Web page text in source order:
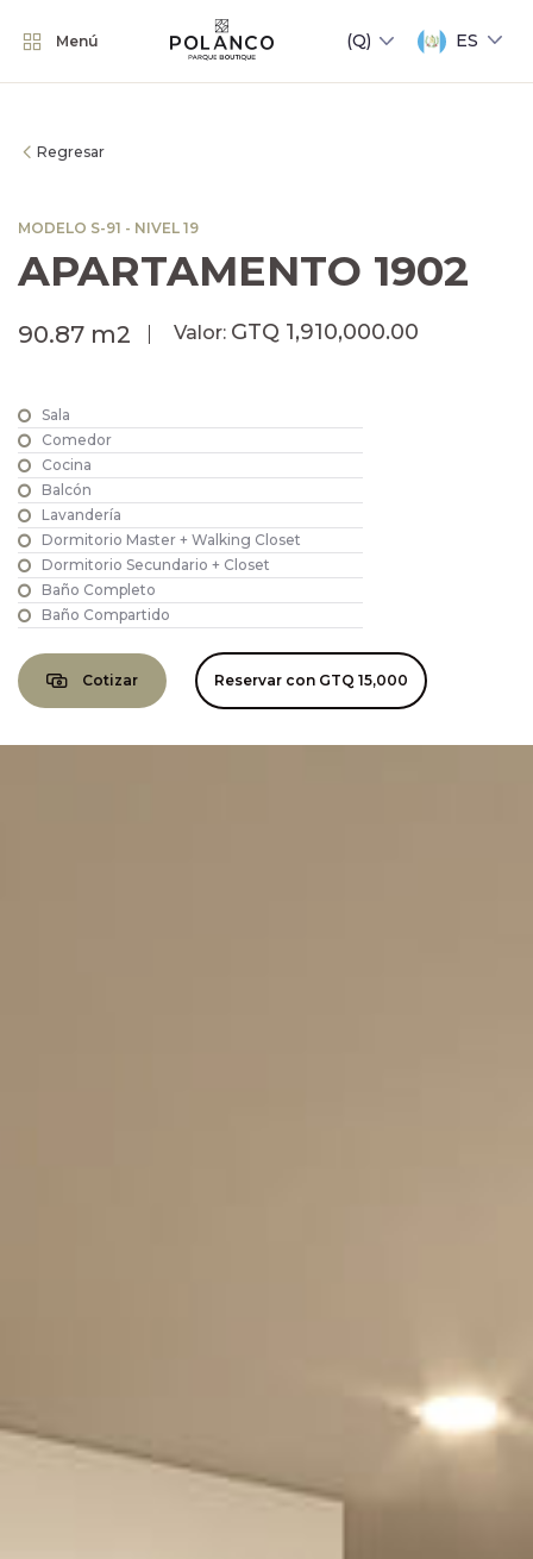
Menú ES
Regresar
MODELO S-91 - NIVEL 19
APARTAMENTO 1902
90.87 m2 Valor: GTQ 1,910,000.00
Sala
Comedor
Cocina
Balcón
Lavandería
Dormitorio Master + Walking Closet
Dormitorio Secundario + Closet
Baño Completo
Baño Compartido
Cotizar Reservar con GTQ 15,000